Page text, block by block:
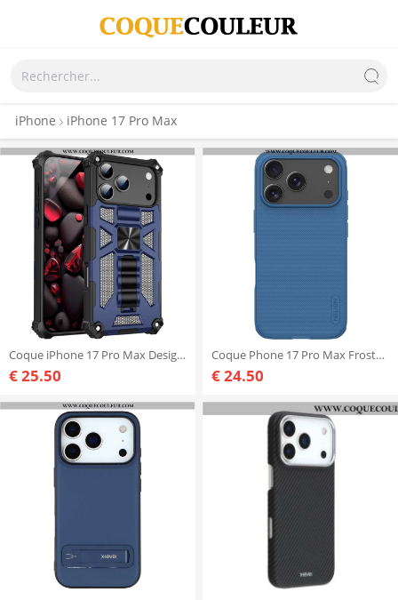
iPhone iPhone 17 Pro Max
Coque iPhone 17 Pro Max Design Militaire
€ 25.50
Coque Phone 17 Pro Max Frosted Shield Pro NILLKIN
€ 24.50